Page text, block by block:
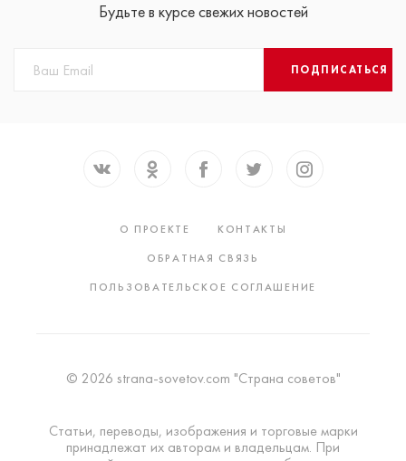
Будьте в курсе свежих новостей
ПОДПИСАТЬСЯ
О ПРОЕКТЕ
КОНТАКТЫ
ОБРАТНАЯ СВЯЗЬ
ПОЛЬЗОВАТЕЛЬСКОЕ СОГЛАШЕНИЕ
© 2026 strana-sovetov.com "Страна советов"
Статьи, переводы, изображения и торговые марки
принадлежат их авторам и владельцам. При